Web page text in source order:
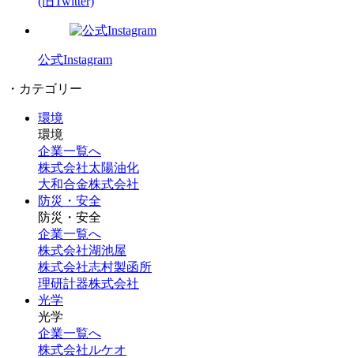
公式Instagram
・カテゴリー
環境
環境
企業一覧へ
株式会社太陽油化
大和合金株式会社
防災・安全
防災・安全
企業一覧へ
株式会社湖池屋
株式会社志村製函所
理研計器株式会社
光学
光学
企業一覧へ
株式会社ルケオ